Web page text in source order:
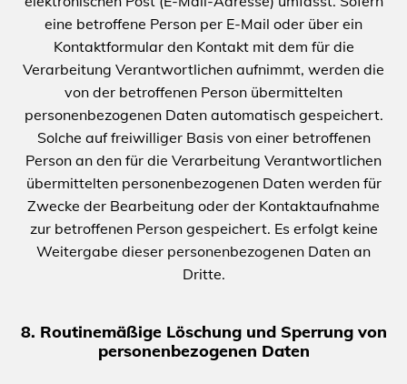
eine betroffene Person per E-Mail oder über ein
Kontaktformular den Kontakt mit dem für die
Verarbeitung Verantwortlichen aufnimmt, werden die
von der betroffenen Person übermittelten
personenbezogenen Daten automatisch gespeichert.
Solche auf freiwilliger Basis von einer betroffenen
Person an den für die Verarbeitung Verantwortlichen
übermittelten personenbezogenen Daten werden für
Zwecke der Bearbeitung oder der Kontaktaufnahme
zur betroffenen Person gespeichert. Es erfolgt keine
Weitergabe dieser personenbezogenen Daten an
Dritte.
8. Routinemäßige Löschung und Sperrung von
personenbezogenen Daten